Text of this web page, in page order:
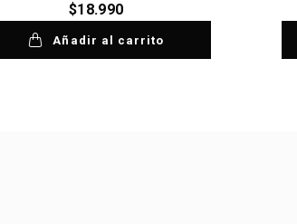
$18.990
Añadir al carrito